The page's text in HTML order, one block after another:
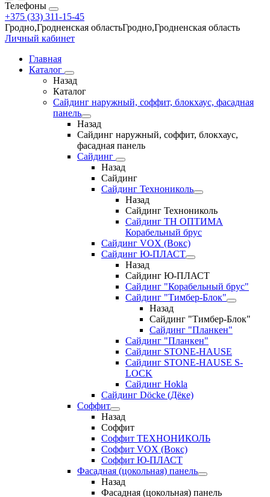
Телефоны
+375 (33) 311-15-45
Гродно,Гродненская областьГродно,Гродненская область
Личный кабинет
Главная
Каталог
Назад
Каталог
Сайдинг наружный, соффит, блокхаус, фасадная
панель
Назад
Сайдинг наружный, соффит, блокхаус,
фасадная панель
Сайдинг
Назад
Сайдинг
Сайдинг Технониколь
Назад
Сайдинг Технониколь
Сайдинг ТН ОПТИМА
Корабельный брус
Сайдинг VOX (Вокс)
Сайдинг Ю-ПЛАСТ
Назад
Сайдинг Ю-ПЛАСТ
Сайдинг "Корабельный брус"
Сайдинг "Тимбер-Блок"
Назад
Сайдинг "Тимбер-Блок"
Сайдинг "Планкен"
Сайдинг "Планкен"
Сайдинг STONE-HAUSE
Сайдинг STONE-HAUSE S-
LOCK
Сайдинг Hokla
Сайдинг Döcke (Дёке)
Соффит
Назад
Соффит
Соффит ТЕХНОНИКОЛЬ
Соффит VOX (Вокс)
Соффит Ю-ПЛАСТ
Фасадная (цокольная) панель
Назад
Фасадная (цокольная) панель